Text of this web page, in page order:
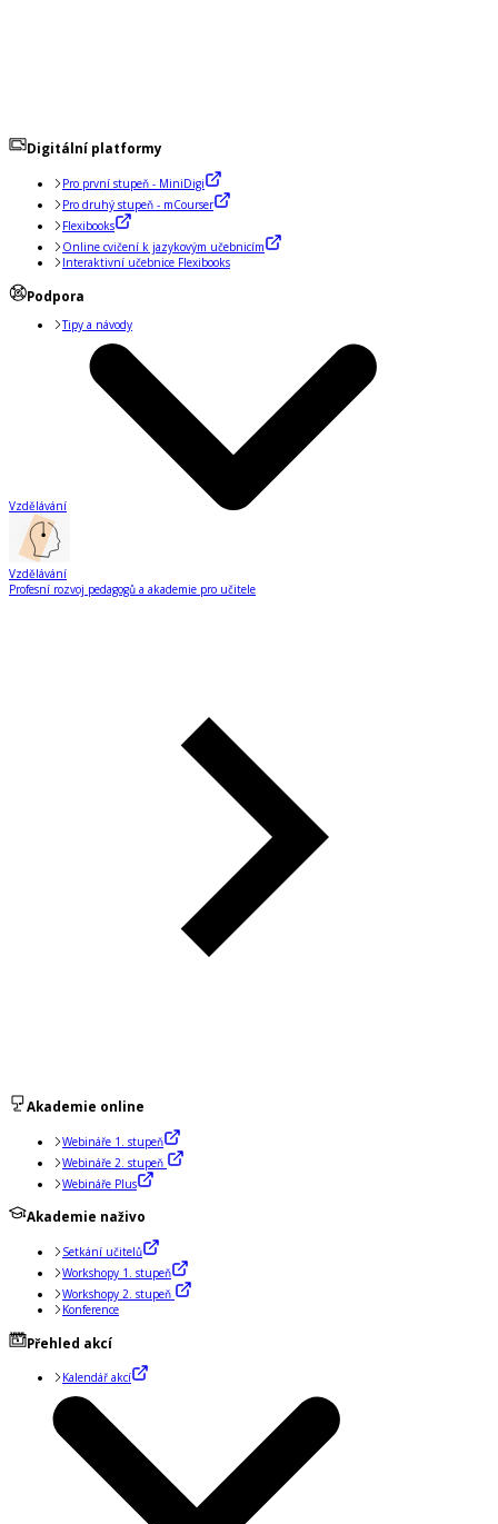
Digitální platformy
Pro první stupeň - MiniDigi
Pro druhý stupeň - mCourser
Flexibooks
Online cvičení k jazykovým učebnicím
Interaktivní učebnice Flexibooks
Podpora
Tipy a návody
Vzdělávání
Vzdělávání
Profesní rozvoj pedagogů a akademie pro učitele
Akademie online
Webináře 1. stupeň
Webináře 2. stupeň
Webináře Plus
Akademie naživo
Setkání učitelů
Workshopy 1. stupeň
Workshopy 2. stupeň
Konference
Přehled akcí
Kalendář akcí